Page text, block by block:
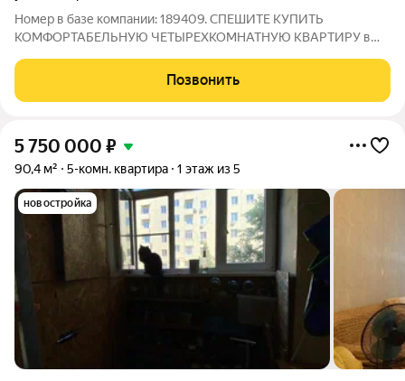
Номер в базе компании: 189409. СПЕШИТЕ КУПИТЬ
КОМФОРТАБЕЛЬНУЮ ЧЕТЫРЕХКОМНАТНУЮ КВАРТИРУ в
инфраструктурой, школы, детские сады, магазины, остановки
общественного транспорта в шаговой доступности.
Позвонить
5 750 000 ₽
90,4 м² 5-комн. квартира 1 этаж из 5
новостройка